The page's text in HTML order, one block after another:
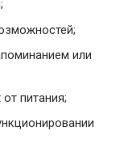
или
питания;